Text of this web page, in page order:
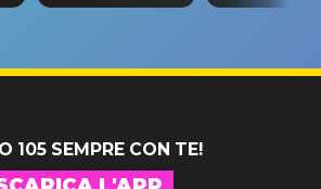
riconferma
fino alla
105 SEMPRE CON TE!